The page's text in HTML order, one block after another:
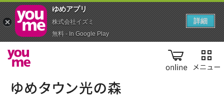
online
ゆめアプ‪リ‬
株式会社イズミ
無料 - In Google Play
詳細